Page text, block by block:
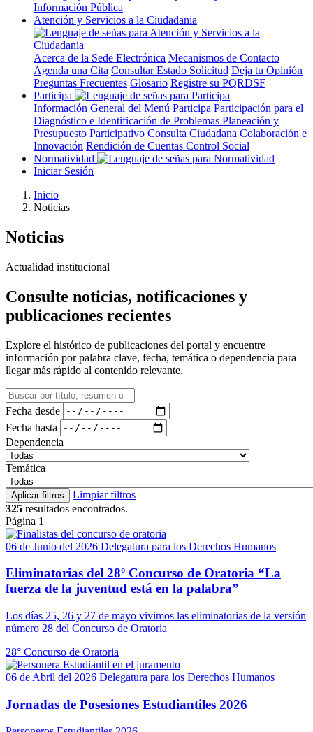
Atención y Servicios a la Ciudadania
Acerca de la Sede Electrónica Mecanismos de Contacto
Agenda una Cita Consultar Estado Solicitud Deja tu Opinión
Preguntas Frecuentes Glosario Registre su PQRDSF
Participa
Información General del Menú Participa Participación para el
Diagnóstico e Identificación de Problemas Planeación y
Presupuesto Participativo Consulta Ciudadana Colaboración e
Innovación Rendición de Cuentas Control Social
Normatividad
Iniciar Sesión
Inicio
Noticias
Noticias
Actualidad institucional
Consulte noticias, notificaciones y
publicaciones recientes
Explore el histórico de publicaciones del portal y encuentre
información por palabra clave, fecha, temática o dependencia para
llegar más rápido al contenido relevante.
Fecha desde
Fecha hasta
Dependencia
Temática
Aplicar filtros
Limpiar filtros
325 resultados encontrados.
Página 1
06 de Junio del 2026 Delegatura para los Derechos Humanos
Eliminatorias del 28º Concurso de Oratoria “La
fuerza de la juventud está en la palabra”
Los días 25, 26 y 27 de mayo vivimos las eliminatorias de la versión
número 28 del Concurso de Oratoria
28° Concurso de Oratoria
06 de Abril del 2026 Delegatura para los Derechos Humanos
Jornadas de Posesiones Estudiantiles 2026